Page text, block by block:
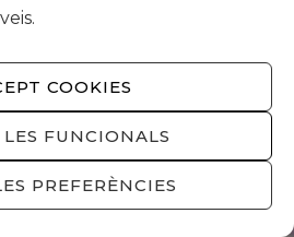
COOKIES
FUNCIONALS
PREFERÈNCIES
AQUÍ ELS
NOTÍCIES?